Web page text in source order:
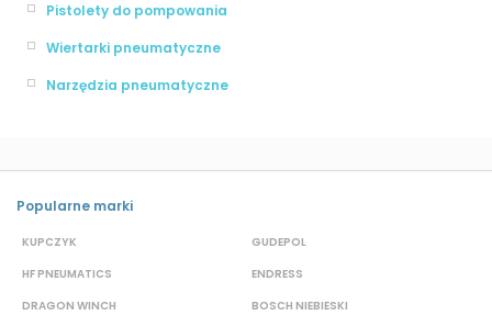
Pistolety do pompowania
Wiertarki pneumatyczne
Narzędzia pneumatyczne
Popularne marki
KUPCZYK
HF PNEUMATICS
DRAGON WINCH
GUDEPOL
ENDRESS
BOSCH NIEBIESKI